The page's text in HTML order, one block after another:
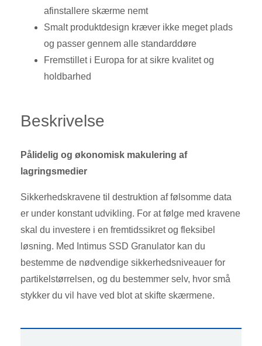
afinstallere skærme nemt
Smalt produktdesign kræver ikke meget plads
og passer gennem alle standarddøre
Fremstillet i Europa for at sikre kvalitet og
holdbarhed
Beskrivelse
Pålidelig og økonomisk makulering af
lagringsmedier
Sikkerhedskravene til destruktion af følsomme data
er under konstant udvikling. For at følge med kravene
skal du investere i en fremtidssikret og fleksibel
løsning. Med Intimus SSD Granulator kan du
bestemme de nødvendige sikkerhedsniveauer for
partikelstørrelsen, og du bestemmer selv, hvor små
stykker du vil have ved blot at skifte skærmene.